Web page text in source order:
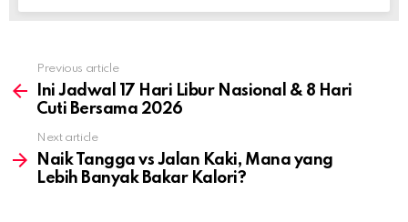
more
Previous article
Ini Jadwal 17 Hari Libur Nasional & 8 Hari
Cuti Bersama 2026
Next article
Naik Tangga vs Jalan Kaki, Mana yang
Lebih Banyak Bakar Kalori?